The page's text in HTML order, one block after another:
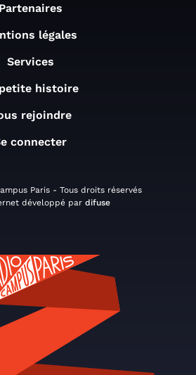
Partenaires
légales
Services
histoire
rejoindre
connecter
Paris - Tous droits réservés
développé par difuse